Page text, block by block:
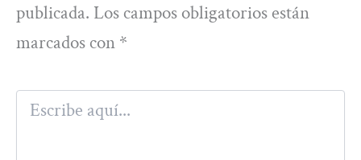
publicada. Los campos obligatorios están
marcados con *
Escribe
aquí...